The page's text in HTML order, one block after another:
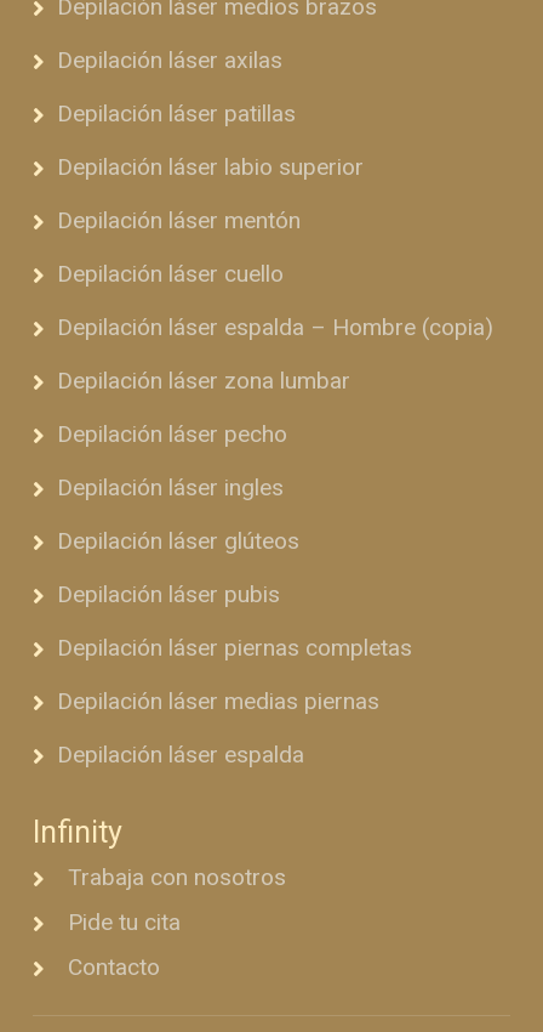
Depilación láser medios brazos
Depilación láser axilas
Depilación láser patillas
Depilación láser labio superior
Depilación láser mentón
Depilación láser cuello
Depilación láser espalda – Hombre (copia)
Depilación láser zona lumbar
Depilación láser pecho
Depilación láser ingles
Depilación láser glúteos
Depilación láser pubis
Depilación láser piernas completas
Depilación láser medias piernas
Depilación láser espalda
Infinity
Trabaja con nosotros
Pide tu cita
Contacto